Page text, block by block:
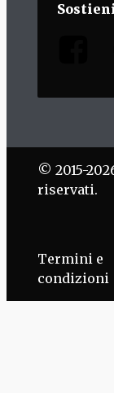
© 2015-
riservati.
Termini e
condizioni